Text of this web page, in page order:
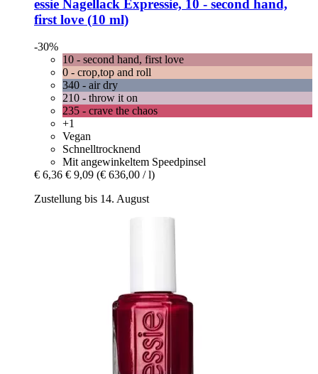
essie Nagellack Expressie, 10 -​ second hand,
first love (10 ml)
-30%
10 - second hand, first love
0 - crop,top and roll
340 - air dry
210 - throw it on
235 - crave the chaos
+1
Vegan
Schnelltrocknend
Mit angewinkeltem Speedpinsel
€ 6,36 € 9,09 (€ 636,00 / l)
Zustellung bis 14. August